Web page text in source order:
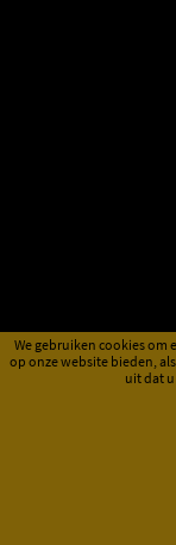
We gebruiken cookies om
op onze website bieden,
uit dat